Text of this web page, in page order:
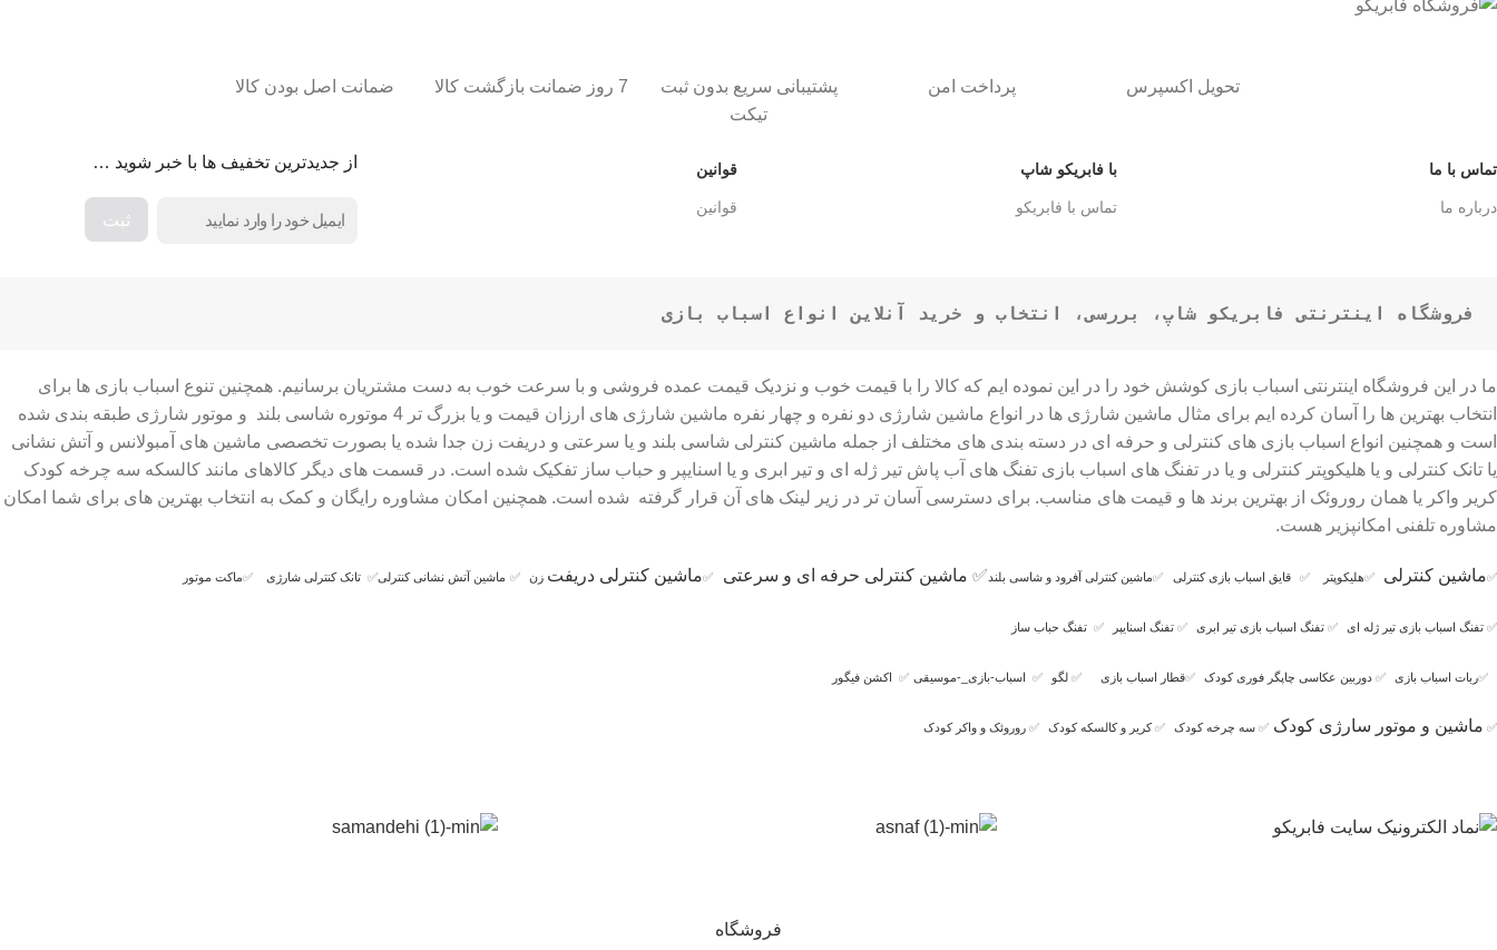
تحویل اکسپرس پرداخت امن
پشتیبانی سریع بدون ثبت
تیکت
7 روز ضمانت بازگشت کالا ضمانت اصل بودن کالا
تماس با ما
درباره ما
با فابریکو شاپ
تماس با فابریکو
قوانین
قوانین
از جدیدترین تخفیف ها با خبر شوید …
فروشگاه اینترنتی فابریکو شاپ، بررسی، انتخاب و خرید آنلاین انواع اسباب بازی
ما در این فروشگاه اینترنتی اسباب بازی کوشش خود را در این نموده ایم که کالا را با قیمت خوب و نزدیک قیمت عمده فروشی و با سرعت خوب به دست مشتریان برسانیم. همچنین تنوع اسباب بازی ها برای
انتخاب بهترین ها را آسان کرده ایم برای مثال ماشین شارژی ها در انواع ماشین شارژی دو نفره و چهار نفره ماشین شارژی های ارزان قیمت و یا بزرگ تر 4 موتوره شاسی بلند و موتور شارژی طبقه بندی شده
است و همچنین انواع اسباب بازی های کنترلی و حرفه ای در دسته بندی های مختلف از جمله ماشین کنترلی شاسی بلند و یا سرعتی و دریفت زن جدا شده یا بصورت تخصصی ماشین های آمبولانس و آتش نشانی
یا تانک کنترلی و یا هلیکوپتر کنترلی و یا در تفنگ های اسباب بازی تفنگ های آب پاش تیر ژله ای و تیر ابری و یا اسنایپر و حباب ساز تفکیک شده است. در قسمت های دیگر کالاهای مانند کالسکه سه چرخه کودک
کریر واکر یا همان روروئک از بهترین برند ها و قیمت های مناسب. برای دسترسی آسان تر در زیر لینک های آن قرار گرفته شده است. همچنین امکان مشاوره رایگان و کمک به انتخاب بهترین های برای شما امکان
مشاوره تلفنی امکانپزیر هست.
✅ماشین کنترلی ✅هلیکوپتر ✅ قایق اسباب بازی کنترلی ✅ماشین کنترلی آفرود و شاسی بلند ✅ ماشین کنترلی حرفه ای و سرعتی ✅ماشین کنترلی دریفت زن ✅ ماشین آتش نشانی کنترلی✅ تانک کنترلی شارژی ✅ماکت موتور
✅ تفنگ اسباب بازی تیر ژله ای ✅ تفنگ اسباب بازی تیر ابری ✅ تفنگ اسنایپر ✅ تفنگ حباب ساز
✅ربات اسباب بازی ✅ دوربین عکاسی چاپگر فوری کودک ✅قطار اسباب بازی ✅ لگو ✅ اسباب-بازی_-موسیقی ✅ اکشن فیگور
✅ ماشین و موتور سارژی کودک ✅ سه چرخه کودک ✅کریر و کالسکه کودک ✅ روروئک و واکر کودک
فروشگاه